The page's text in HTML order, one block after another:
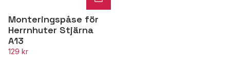
Monteringspåse för
Herrnhuter Stjärna
A13
129 kr